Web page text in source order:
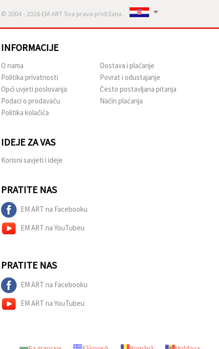
© 2004 - 2026 EM ART Sva prava pridržana..
INFORMACIJE
O nama
Politika privatnosti
Opći uvjeti poslovanja
Podaci o prodavaču
Politika kolačića
Dostava i plaćanje
Povrat i odustajanje
Često postavljana pitanja
Način plaćanja
IDEJE ZA VAS
Korisni savjeti i ideje
PRATITE NAS
EM ART na Facebooku
EM ART na YouTubeu
PRATITE NAS
EM ART na Facebooku
EM ART na YouTubeu